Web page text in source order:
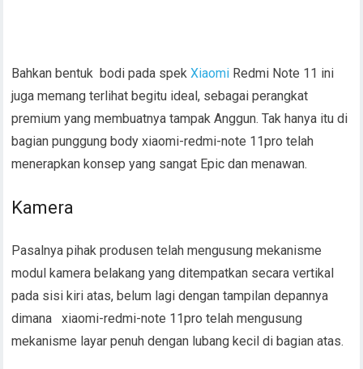
Bahkan bentuk bodi pada spekXiaomi Redmi Note 11 ini
juga memang terlihat begitu ideal, sebagai perangkat
premium yang membuatnya tampak Anggun. Tak hanya itu di
bagian punggung body xiaomi-redmi-note 11pro telah
menerapkan konsep yang sangat Epic dan menawan.
Kamera
Pasalnya pihak produsen telah mengusung mekanisme
modul kamera belakang yang ditempatkan secara vertikal
pada sisi kiri atas, belum lagi dengan tampilan depannya
dimana xiaomi-redmi-note 11pro telah mengusung
mekanisme layar penuh dengan lubang kecil di bagian atas.